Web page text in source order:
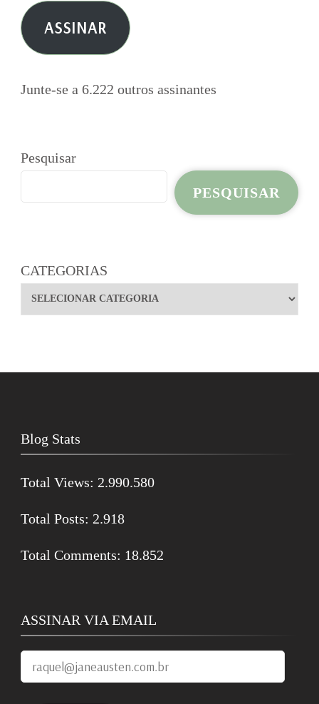
e-
mail ASSINAR
Junte-se a 6.222 outros assinantes
Pesquisar
PESQUISAR
CATEGORIAS
Blog Stats
Total Views: 2.990.580
Total Posts: 2.918
Total Comments: 18.852
ASSINAR VIA EMAIL
raquel@janeausten.com.br